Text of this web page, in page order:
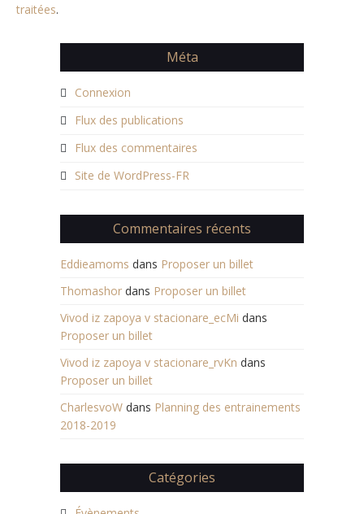
traitées.
Méta
Connexion
Flux des publications
Flux des commentaires
Site de WordPress-FR
Commentaires récents
Eddieamoms dans Proposer un billet
Thomashor dans Proposer un billet
Vivod iz zapoya v stacionare_ecMi dans
Proposer un billet
Vivod iz zapoya v stacionare_rvKn dans
Proposer un billet
CharlesvoW dans Planning des entrainements
2018-2019
Catégories